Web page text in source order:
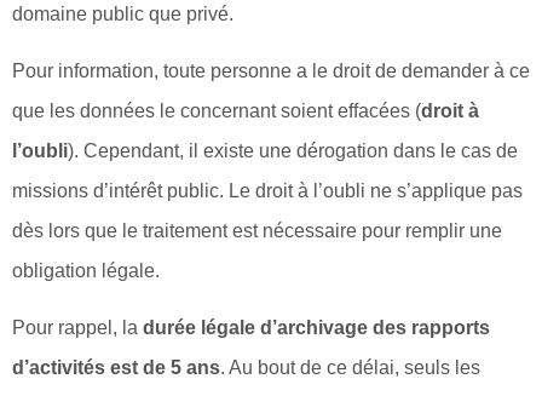
domaine public que privé.
Pour information, toute personne a le droit de demander à ce
que les données le concernant soient effacées (droit à
l’oubli). Cependant, il existe une dérogation dans le cas de
missions d’intérêt public. Le droit à l’oubli ne s’applique pas
dès lors que le traitement est nécessaire pour remplir une
obligation légale.
Pour rappel, la durée légale d’archivage des rapports
d’activités est de 5 ans. Au bout de ce délai, seuls les